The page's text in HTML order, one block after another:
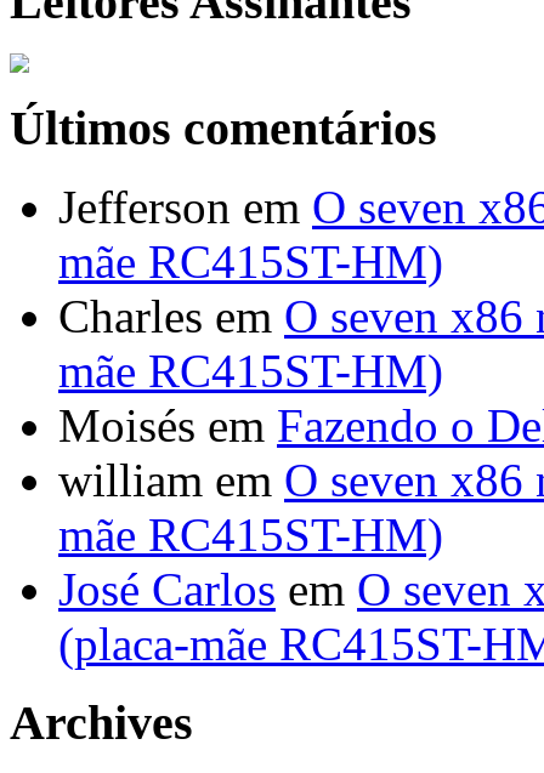
Últimos comentários
Jefferson em O seven
mãe RC415ST-HM)
Charles em O seven
mãe RC415ST-HM)
Moisés em Fazendo o
william em O seven
mãe RC415ST-HM)
José Carlos em O seven
(placa-mãe RC415ST-
Archives